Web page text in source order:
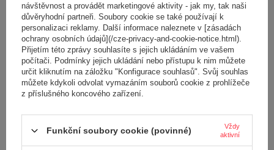
DIAMANTOVÝ BRUSNÝ KOTOUČ
125X22,2MM
DIAMANTOVÝ BRUSNÝ KOTOUČ
115X22,2MM
návštěvnost a provádět marketingové aktivity - jak my, tak naši
důvěryhodní partneři. Soubory cookie se také používají k
personalizaci reklamy. Další informace naleznete v [zásadách
ochrany osobních údajů](/cze-privacy-and-cookie-notice.html).
Přijetím této zprávy souhlasíte s jejich ukládáním ve vašem
počítači. Podmínky jejich ukládání nebo přístupu k nim můžete
určit kliknutím na záložku "Konfigurace souhlasů". Svůj souhlas
můžete kdykoli odvolat vymazáním souborů cookie z prohlížeče
z příslušného koncového zařízení.
Funkční soubory cookie (povinné)
Vždy
aktivní